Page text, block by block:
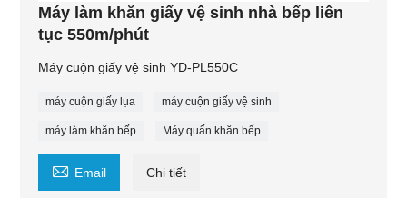
Máy làm khăn giấy vệ sinh nhà bếp liên
tục 550m/phút
Máy cuộn giấy vệ sinh YD-PL550C
máy cuộn giấy lụa máy cuộn giấy vệ sinh
máy làm khăn bếp Máy quấn khăn bếp
 Email Chi tiết